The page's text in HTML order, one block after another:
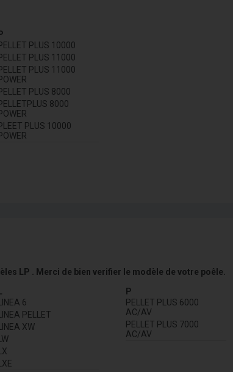
P
PLUS 10000
PLUS 11000
PLUS 11000
PLUS 8000
8000
PLUS 10000
LP . Merci de bien verifier le modèle de votre poêle.
L
LINEA 6
LINEA PELLET
LINEA XW
LW
LX
LXE
P
PELLET PLUS 6000
AC/AV
PELLET PLUS 7000
AC/AV